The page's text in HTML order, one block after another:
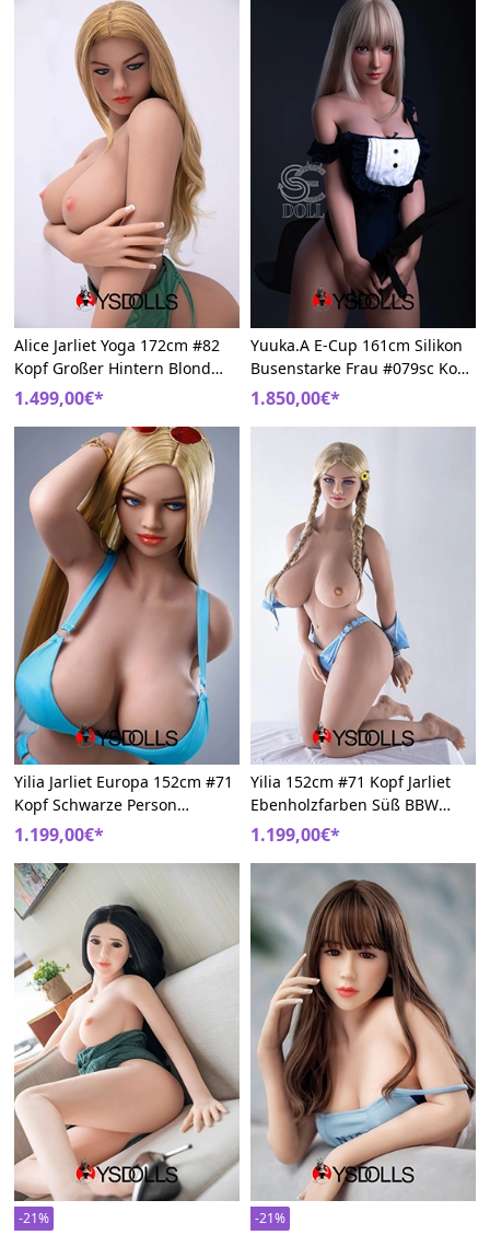
Alice Jarliet Yoga 172cm #82
Kopf Großer Hintern Blond
Real Doll
1.499,00€*
Yuuka.A E-Cup 161cm Silikon
Busenstarke Frau #079sc Kopf
SE Schönheit Real Doll
1.850,00€*
Yilia Jarliet Europa 152cm #71
Kopf Schwarze Person
Sexpuppem
1.199,00€*
Yilia 152cm #71 Kopf Jarliet
Ebenholzfarben Süß BBW
Liebespuppen
1.199,00€*
-21% -21%